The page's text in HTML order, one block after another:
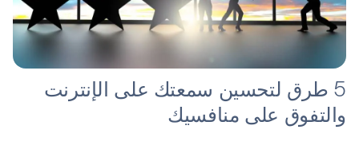
5 طرق لتحسين سمعتك على الإنترنت
والتفوق على منافسيك